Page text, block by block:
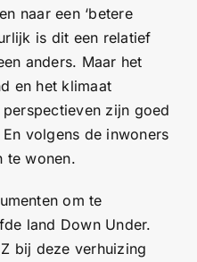
naar een ‘betere
is dit een relatief
anders. Maar het
en het klimaat
zijn goed
volgens de inwoners
te wonen.
om te
land Down Under.
bij deze verhuizing